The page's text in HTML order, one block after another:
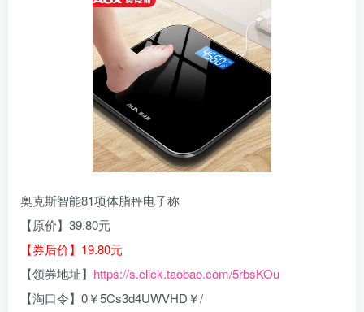
奥克斯智能81项体脂秤电子称
【原价】39.80元
【券后价】19.80元
【领券地址】 https://s.click.taobao.com/5rbsKOu
【淘口令】0￥5Cs3d4UWVHD￥/